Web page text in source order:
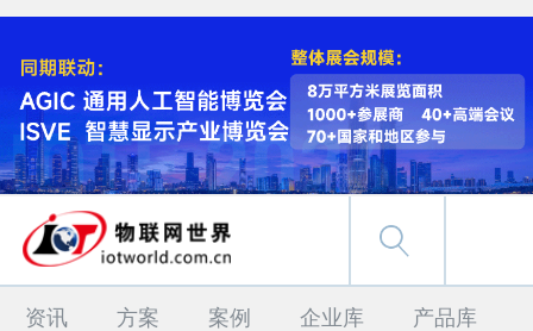
资讯 方案 案例 企业库 产品库